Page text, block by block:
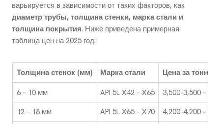
варьируется в зависимости от таких факторов, как
диаметр трубы, толщина стенки, марка стали и
толщина покрытия. Ниже приведена примерная
таблица цен на 2025 год:
Толщина стенок (мм) Марка стали Цена за тонну
6 – 10 мм API 5L X42 – X65
3,500-3,500 –
12 – 18 мм
API 5L X65 – X70
4,200-4,200 –